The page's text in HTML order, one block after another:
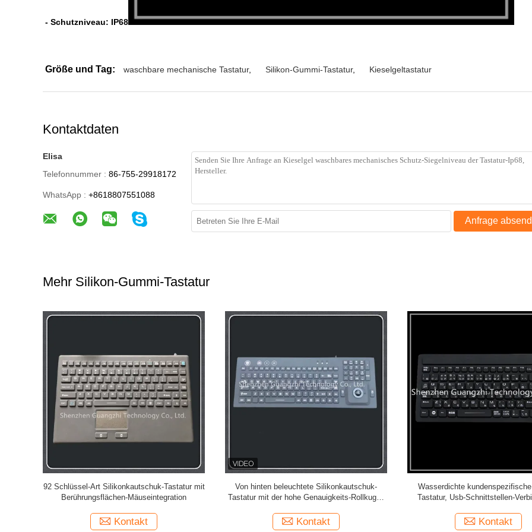
- Schutzniveau: IP68
Größe und Tag: waschbare mechanische Tastatur, Silikon-Gummi-Tastatur, Kieselgeltastatur
Kontaktdaten
Elisa
Telefonnummer : 86-755-29918172
WhatsApp : +8618807551088
Anfrage
Mehr Silikon-Gummi-Tastatur
92 Schlüssel-Art Silikonkautschuk-Tastatur mit
Berührungsflächen-Mäuseintegration
Kontakt
Von hinten beleuchtete Silikonkautschuk-
Tastatur mit der hohe Genauigkeits-Rollkugel-
Kontakt
Wasserdichte
Tastatur, Usb-Schnittstellen-
Kontakt